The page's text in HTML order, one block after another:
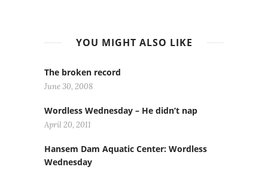
YOU MIGHT ALSO LIKE
The broken record
June 30, 2008
Wordless Wednesday – He didn’t nap
April 20, 2011
Hansem Dam Aquatic Center: Wordless
Wednesday